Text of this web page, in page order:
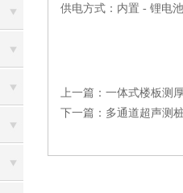
供电方式：内置 - 锂电
上一篇： 一体式楼板测
下一篇： 多通道超声测